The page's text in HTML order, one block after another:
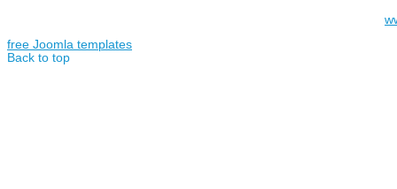
free Joomla templates
Back to top